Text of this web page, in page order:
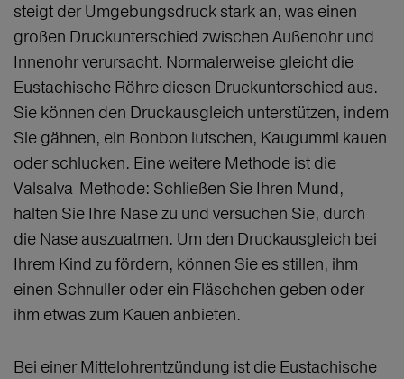
steigt der Umgebungsdruck stark an, was einen
großen Druckunterschied zwischen Außenohr und
Innenohr verursacht. Normalerweise gleicht die
Eustachische Röhre diesen Druckunterschied aus.
Sie können den Druckausgleich unterstützen, indem
Sie gähnen, ein Bonbon lutschen, Kaugummi kauen
oder schlucken. Eine weitere Methode ist die
Valsalva-Methode: Schließen Sie Ihren Mund,
halten Sie Ihre Nase zu und versuchen Sie, durch
die Nase auszuatmen. Um den Druckausgleich bei
Ihrem Kind zu fördern, können Sie es stillen, ihm
einen Schnuller oder ein Fläschchen geben oder
ihm etwas zum Kauen anbieten.
Bei einer Mittelohrentzündung ist die Eustachische